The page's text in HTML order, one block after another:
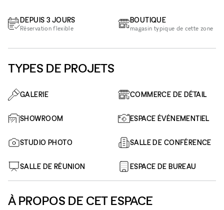
DEPUIS 3 JOURS
Réservation flexible
BOUTIQUE
magasin typique de cette zone
TYPES DE PROJETS
GALERIE COMMERCE DE DÉTAIL
SHOWROOM ESPACE ÉVÉNEMENTIEL
STUDIO PHOTO SALLE DE CONFÉRENCE
SALLE DE RÉUNION ESPACE DE BUREAU
À PROPOS DE CET ESPACE